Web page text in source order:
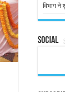
विभाग ने
Social